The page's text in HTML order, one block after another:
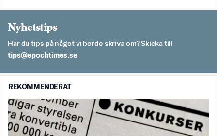
Nyhetstips
Har du tips på något vi borde skriva om? Skicka till
es.semithcope@spit
REKOMMENDERAT